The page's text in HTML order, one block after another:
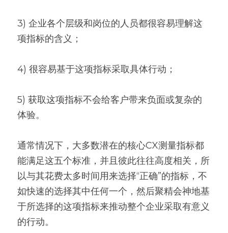
3) 企业各个层级和岗位的人员都很容易理解这
项指标的含义；
4) 很容易基于这项指标采取具体行动；
5) 获取这项指标不会给客户带来负面或复杂的
体验。
通常情况下，大多数潜在的核心CX测量指标都
能满足这五个标准，并且彼此往往高度相关，所
以与其花费太多时间用来选择“正确”的指标，不
如快速的选择其中任何一个，然后聚精会神地基
于所选择的这项指标来推动整个企业采取有意义
的行动。